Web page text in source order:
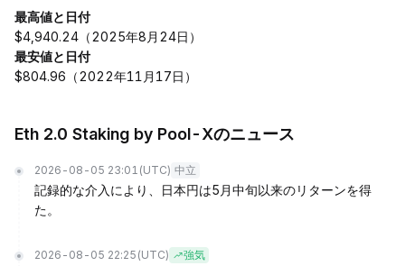
最高値と日付
$4,940.24（2025年8月24日）
最安値と日付
$804.96（2022年11月17日）
Eth 2.0 Staking by Pool-Xのニュース
2026-08-05 23:01 (UTC) 中立
記録的な介入により、日本円は5月中旬以来のリターンを得
た。
2026-08-05 22:25 (UTC) 強気